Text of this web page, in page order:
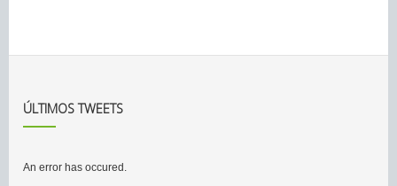
ÚLTIMOS TWEETS
An error has occured.